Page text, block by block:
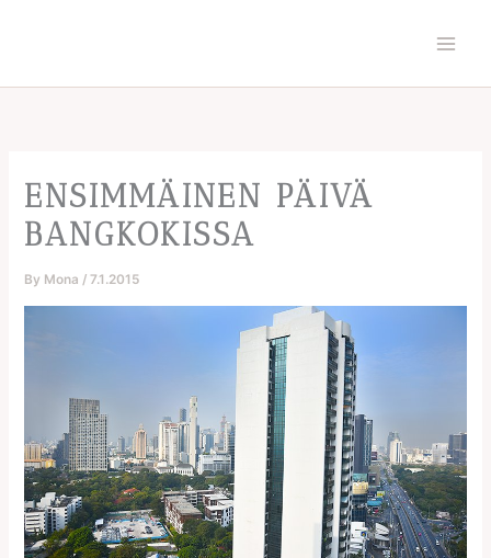
ENSIMMÄINEN PÄIVÄ
BANGKOKISSA
By Mona /7.1.2015